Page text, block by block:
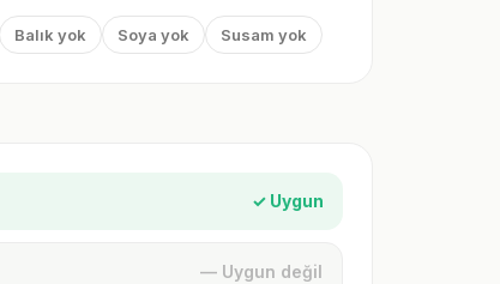
Balık yok Soya yok Susam yok
✓ Uygun
— Uygun değil